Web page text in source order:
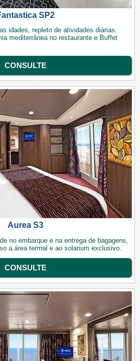
SP2
idades, repleto de atividades diárias.
mediterrânea no restaurante e Buffet
CONSULTE
Aurea S3
no embarque e na entrega de bagagens,
a área termal e ao solarium exclusivo.
CONSULTE